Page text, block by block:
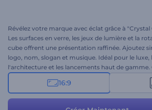
Révélez votre marque avec éclat grâce à "Crystal
Les surfaces en verre, les jeux de lumière et la
cube offrent une présentation raffinée. Ajoutez
logo, nom, slogan et musique. Idéal pour le luxe,
l'architecture et les lancements haut de
et faites briller votre marque sous tous ses
16:9